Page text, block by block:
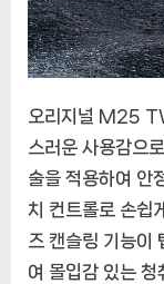
오리지널 M25
스러운 사용감으
술을 적용하여 안
치 컨트롤로 손쉽
즈 캔슬링 기능이
여 몰입감 있는 청